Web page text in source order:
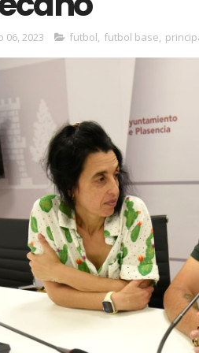
06, 2023 futbol, futbol base,